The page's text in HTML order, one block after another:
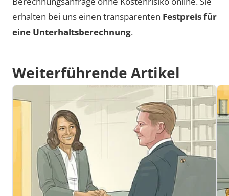
erhalten bei uns einen transparenten Festpreis für
eine Unterhaltsberechnung.
Weiterführende Artikel